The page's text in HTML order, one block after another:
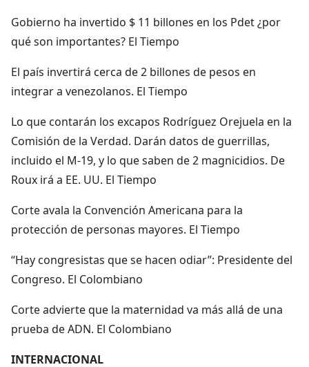
Gobierno ha invertido $ 11 billones en los Pdet ¿por
qué son importantes? El Tiempo
El país invertirá cerca de 2 billones de pesos en
integrar a venezolanos. El Tiempo
Lo que contarán los excapos Rodríguez Orejuela en la
Comisión de la Verdad. Darán datos de guerrillas,
incluido el M-19, y lo que saben de 2 magnicidios. De
Roux irá a EE. UU. El Tiempo
Corte avala la Convención Americana para la
protección de personas mayores. El Tiempo
“Hay congresistas que se hacen odiar”: Presidente del
Congreso. El Colombiano
Corte advierte que la maternidad va más allá de una
prueba de ADN. El Colombiano
INTERNACIONAL